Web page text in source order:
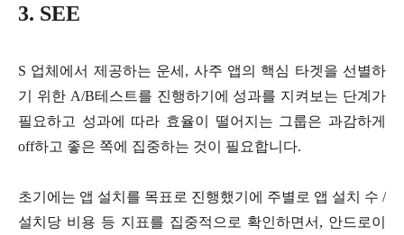
3. SEE
S 업체에서 제공하는 운세, 사주 앱의 핵심 타겟을 선별하
기 위한 A/B테스트를 진행하기에 성과를 지켜보는 단계가
필요하고 성과에 따라 효율이 떨어지는 그룹은 과감하게
off하고 좋은 쪽에 집중하는 것이 필요합니다.
초기에는 앱 설치를 목표로 진행했기에 주별로 앱 설치 수 /
설치당 비용 등 지표를 집중적으로 확인하면서, 안드로이